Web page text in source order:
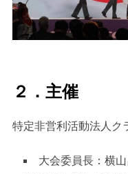
２．主催
特定非営利活動法人ク
大会委員長：横